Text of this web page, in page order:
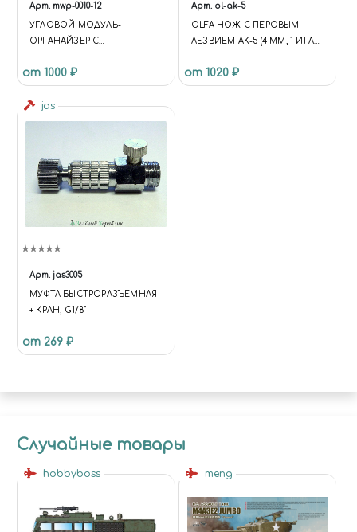
Арт. mwp-0010-12
УГЛОВОЙ МОДУЛЬ-
ОРГАНАЙЗЕР С
от 1000 ₽
Арт. ol-ak-5
OLFA НОЖ С ПЕРОВЫМ
ЛЕЗВИЕМ AK-5 (4 ММ, 1 ИГЛА,
от 1020 ₽
jas
Арт. jas3005
МУФТА БЫСТРОРАЗЪЕМНАЯ
+ КРАН, G1/8"
от 269 ₽
Случайные товары
hobbyboss meng